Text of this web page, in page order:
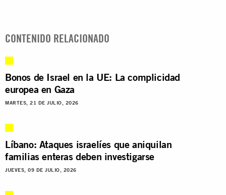
CONTENIDO RELACIONADO
Bonos de Israel en la UE: La complicidad
europea en Gaza
MARTES, 21 DE JULIO, 2026
Líbano: Ataques israelíes que aniquilan
familias enteras deben investigarse
JUEVES, 09 DE JULIO, 2026